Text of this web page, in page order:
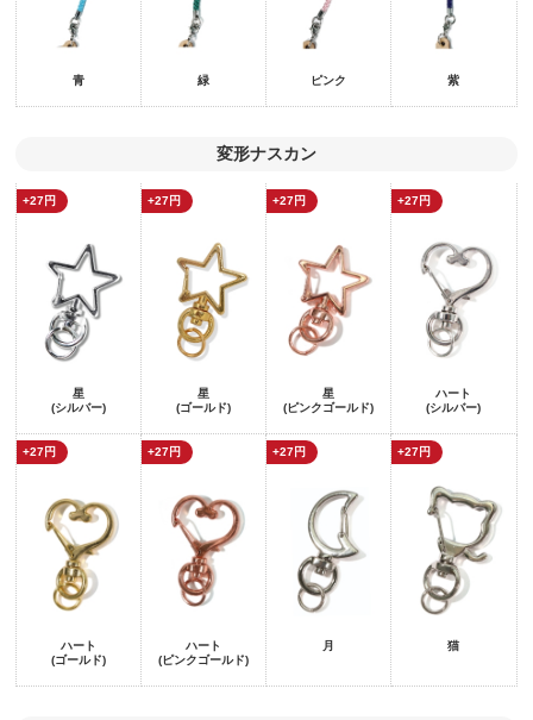
青 緑 ピンク 紫
変形ナスカン
星
(シルバー)
+27円
星
(ゴールド)
+27円
星
(ピンクゴールド)
+27円
ハート
(シルバー)
+27円
ハート
(ゴールド)
+27円
ハート
(ピンクゴールド)
+27円
月
+27円
猫
+27円